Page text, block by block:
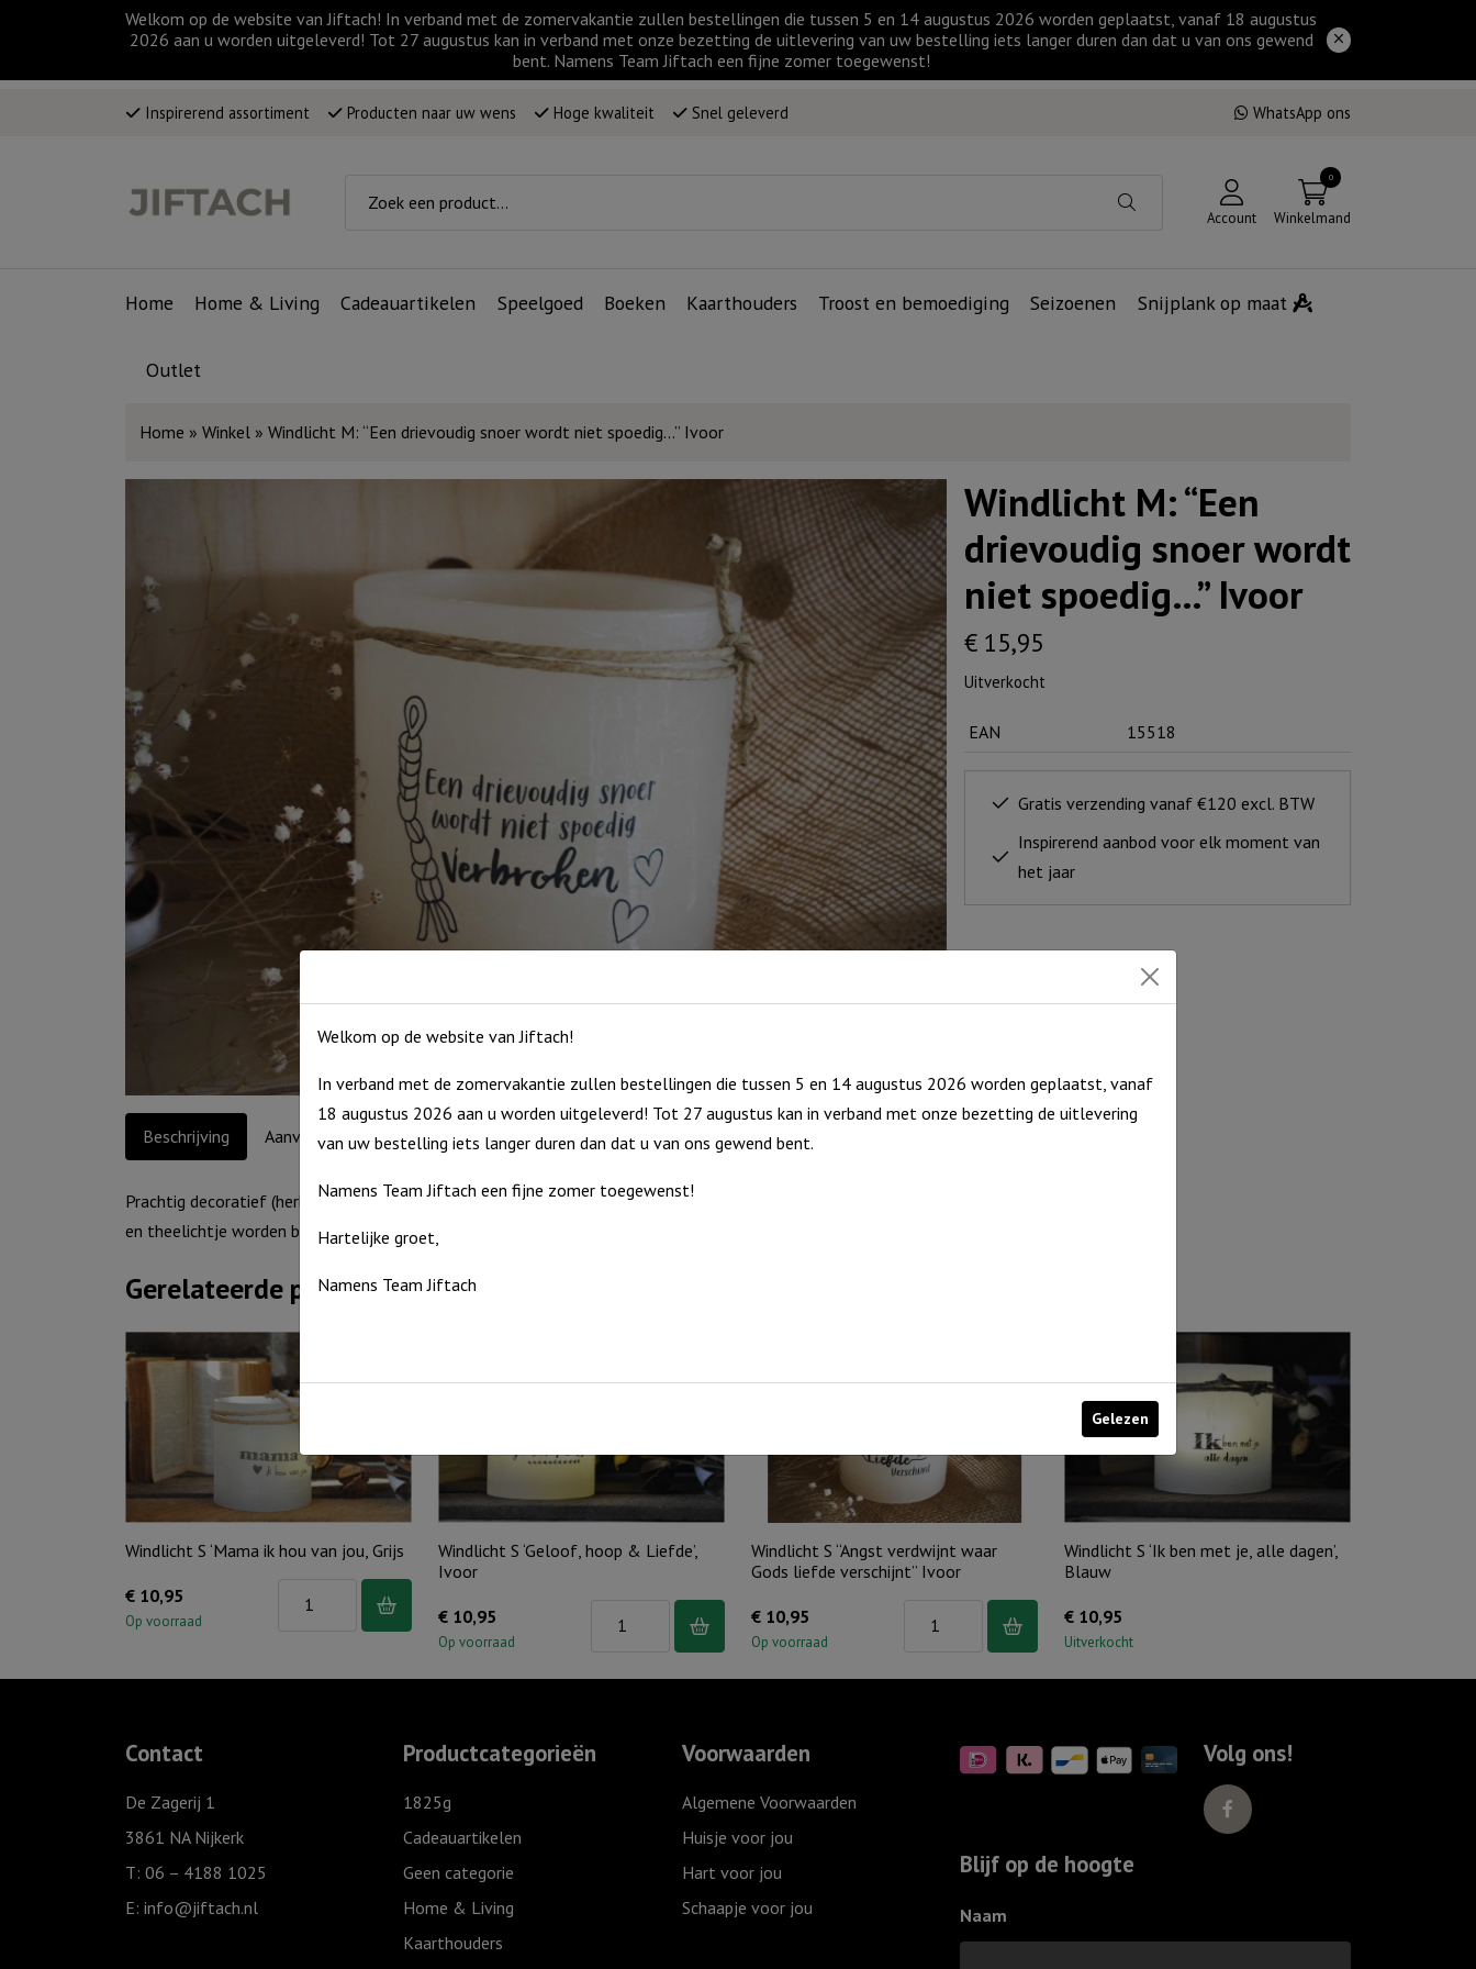
Welkom op de website van Jiftach! In verband met de zomervakantie zullen bestellingen die tussen 5 en 14 augustus 2026 worden geplaatst, vanaf 18 augustus
2026 aan u worden uitgeleverd! Tot 27 augustus kan in verband met onze bezetting de uitlevering van uw bestelling iets langer duren dan dat u van ons gewend
bent. Namens Team Jiftach een fijne zomer toegewenst!
Inspirerend assortiment Producten naar uw wens Hoge kwaliteit Snel geleverd WhatsApp ons
Account
0
Winkelmand
Home Home & Living Cadeauartikelen Speelgoed Boeken Kaarthouders Troost en bemoediging Seizoenen Snijplank op maat
Outlet
Home » Winkel » Windlicht M: “Een drievoudig snoer wordt niet spoedig…” Ivoor
Windlicht M: “Een
drievoudig snoer wordt
niet spoedig…” Ivoor
€15,95
Uitverkocht
EAN 15518
Gratis verzending vanaf €120 excl. BTW
Inspirerend aanbod voor elk moment van
het jaar
Beschrijving Aanvullende informatie
Prachtig decoratief (herbruikbaar) windlicht. Met dit windlicht kunt u urenlang genieten van sfeer en licht. Grind
en theelichtje worden bijgeleverd.
Gerelateerde producten
Windlicht S ‘Mama ik hou van jou, Grijs
€ 10,95
Op voorraad
ik
Windlicht S ‘Geloof, hoop & Liefde’,
Ivoor
€ 10,95
Op voorraad
Liefde',
Windlicht S “Angst verdwijnt waar
Gods liefde verschijnt” Ivoor
€ 10,95
Op voorraad
Windlicht S ‘Ik ben met je, alle dagen’,
Blauw
€ 10,95
Uitverkocht
Contact
De Zagerij 1
3861 NA Nijkerk
T: 06 – 4188 1025
E: info@jiftach.nl
Productcategorieën
1825g
Cadeauartikelen
Geen categorie
Home & Living
Kaarthouders
Voorwaarden
Algemene Voorwaarden
Huisje voor jou
Hart voor jou
Schaapje voor jou
Volg ons!
Blijf op de hoogte
Naam
Welkom op de website van Jiftach!
In verband met de zomervakantie zullen bestellingen die tussen 5 en 14 augustus 2026 worden geplaatst, vanaf
18 augustus 2026 aan u worden uitgeleverd! Tot 27 augustus kan in verband met onze bezetting de uitlevering
van uw bestelling iets langer duren dan dat u van ons gewend bent.
Namens Team Jiftach een fijne zomer toegewenst!
Hartelijke groet,
Namens Team Jiftach
Gelezen